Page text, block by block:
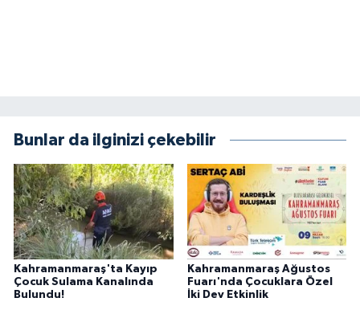
Bunlar da ilginizi çekebilir
Kahramanmaraş'ta Kayıp
Çocuk Sulama Kanalında
Bulundu!
Kahramanmaraş Ağustos
Fuarı'nda Çocuklara Özel
İki Dev Etkinlik
OTOMOBİL
MİZAH
TARİH